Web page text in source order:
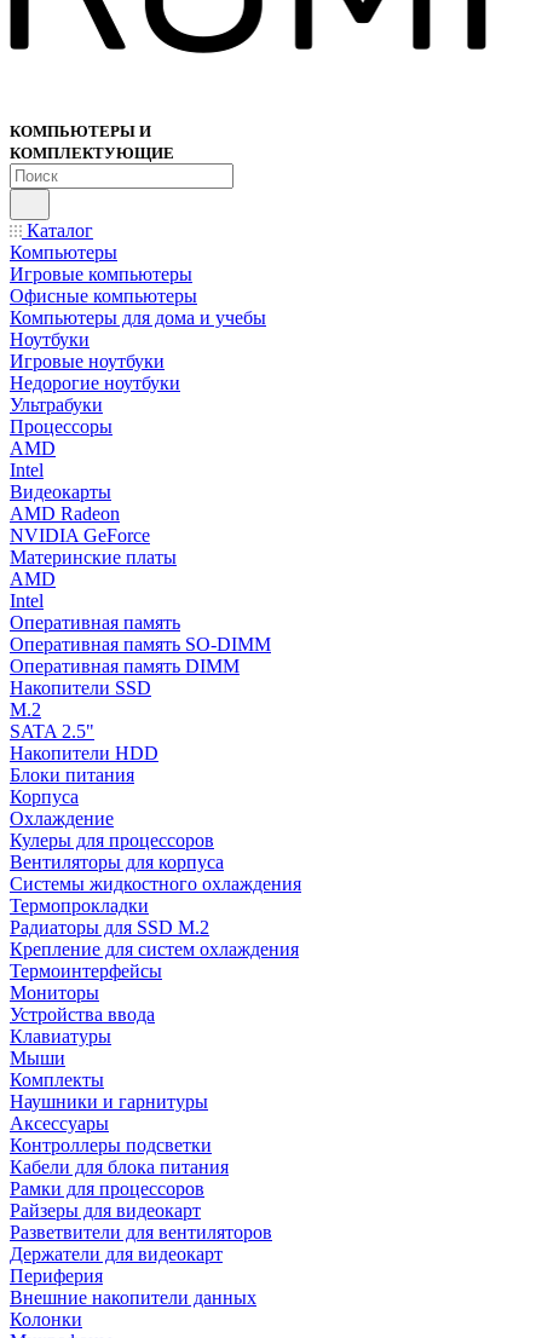
КОМПЬЮТЕРЫ И
КОМПЛЕКТУЮЩИЕ
Каталог
Компьютеры
Игровые компьютеры
Офисные компьютеры
Компьютеры для дома и учебы
Ноутбуки
Игровые ноутбуки
Недорогие ноутбуки
Ультрабуки
Процессоры
AMD
Intel
Видеокарты
AMD Radeon
NVIDIA GeForce
Материнские платы
AMD
Intel
Оперативная память
Оперативная память SO-DIMM
Оперативная память DIMM
Накопители SSD
M.2
SATA 2.5"
Накопители HDD
Блоки питания
Корпуса
Охлаждение
Кулеры для процессоров
Вентиляторы для корпуса
Системы жидкостного охлаждения
Термопрокладки
Радиаторы для SSD M.2
Крепление для систем охлаждения
Термоинтерфейсы
Мониторы
Устройства ввода
Клавиатуры
Мыши
Комплекты
Наушники и гарнитуры
Аксессуары
Контроллеры подсветки
Кабели для блока питания
Рамки для процессоров
Райзеры для видеокарт
Разветвители для вентиляторов
Держатели для видеокарт
Периферия
Внешние накопители данных
Колонки